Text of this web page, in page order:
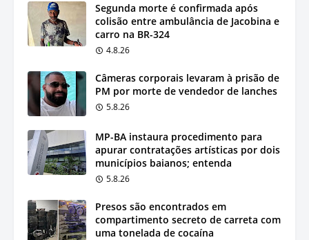
Segunda morte é confirmada após
colisão entre ambulância de Jacobina e
carro na BR-324
4.8.26
Câmeras corporais levaram à prisão de
PM por morte de vendedor de lanches
5.8.26
MP-BA instaura procedimento para
apurar contratações artísticas por dois
municípios baianos; entenda
5.8.26
Presos são encontrados em
compartimento secreto de carreta com
uma tonelada de cocaína